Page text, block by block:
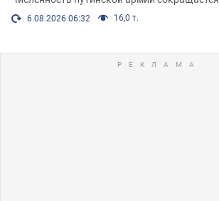
6.08.2026 06:32 16,0 т.